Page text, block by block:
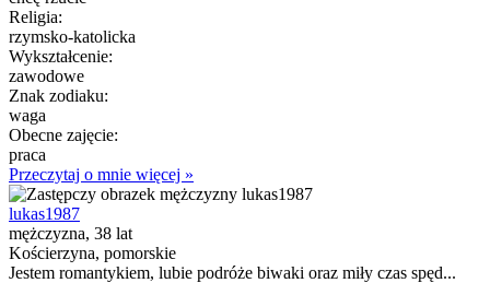
Religia:
rzymsko-katolicka
Wykształcenie:
zawodowe
Znak zodiaku:
waga
Obecne zajęcie:
praca
Przeczytaj o mnie więcej »
lukas1987
mężczyzna, 38 lat
Kościerzyna, pomorskie
Jestem romantykiem, lubie podróże biwaki oraz miły czas spęd...